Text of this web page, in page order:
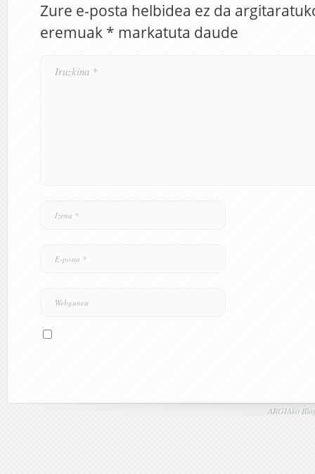
Zure e-posta helbidea ez da
eremuak * markatuta daude
ARGIAko